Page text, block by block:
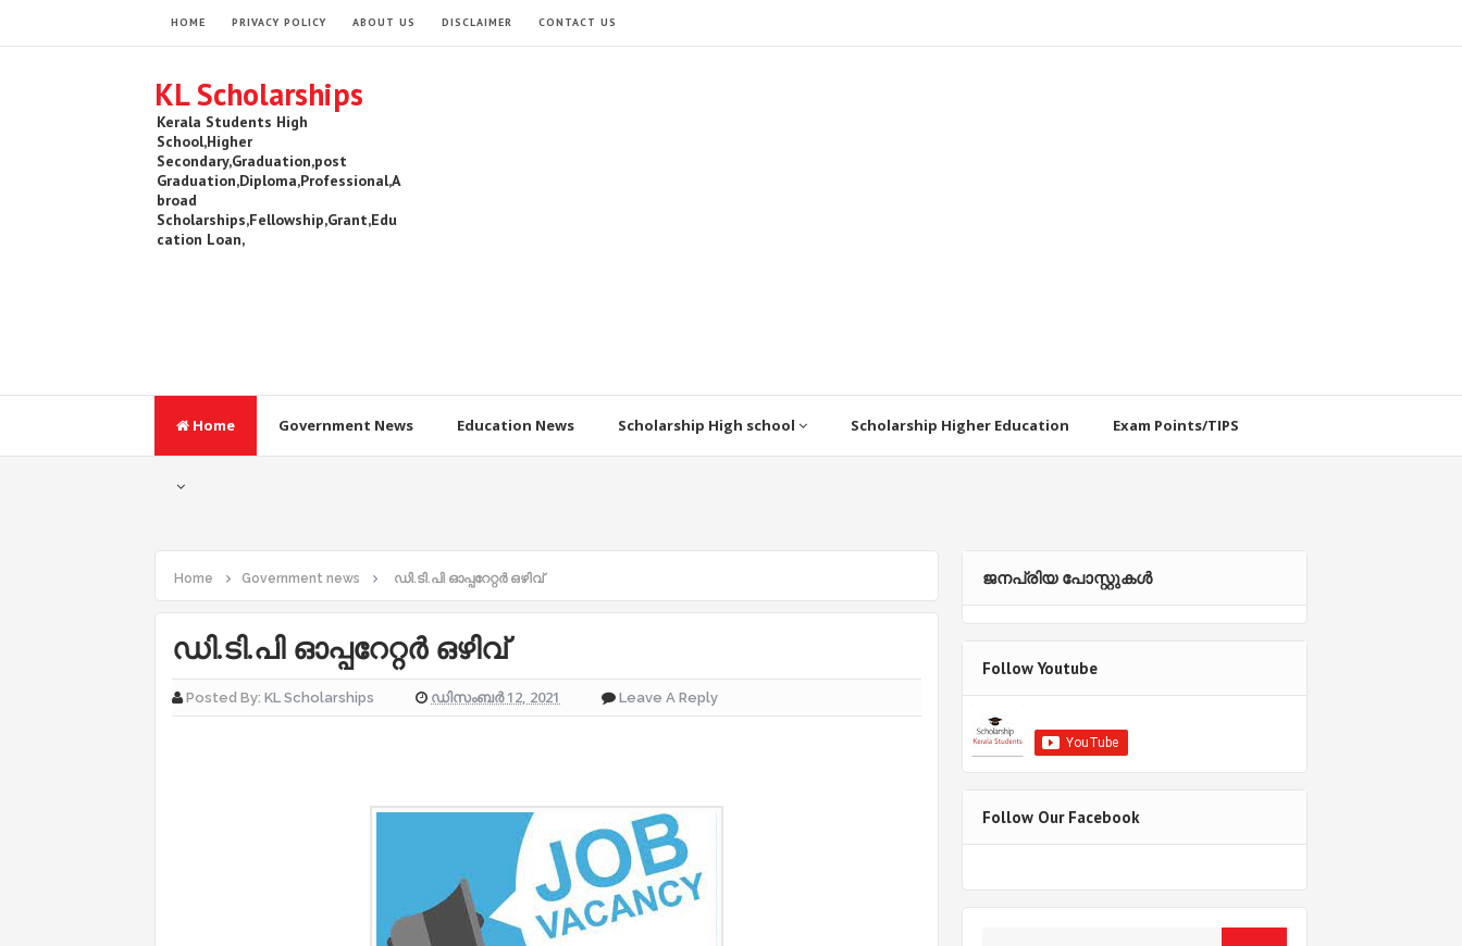
HOME PRIVACY POLICY ABOUT US DISCLAIMER CONTACT US
KL Scholarships
Kerala Students High
School,Higher
Secondary,Graduation,post
Graduation,Diploma,Professional,A
broad
Scholarships,Fellowship,Grant,Edu
cation Loan,
Home Government News Education News Scholarship High school Scholarship Higher Education Exam Points/TIPS
Home Government news ഡി.ടി.പി ഓപ്പറേറ്റര്‍ ഒഴിവ്
ഡി.ടി.പി ഓപ്പറേറ്റര്‍ ഒഴിവ്
Posted By: KL Scholarships ഡിസംബർ 12, 2021 Leave A Reply
ജനപ്രിയ പോസ്റ്റുകള്‍‌
Follow Youtube
Follow Our Facebook